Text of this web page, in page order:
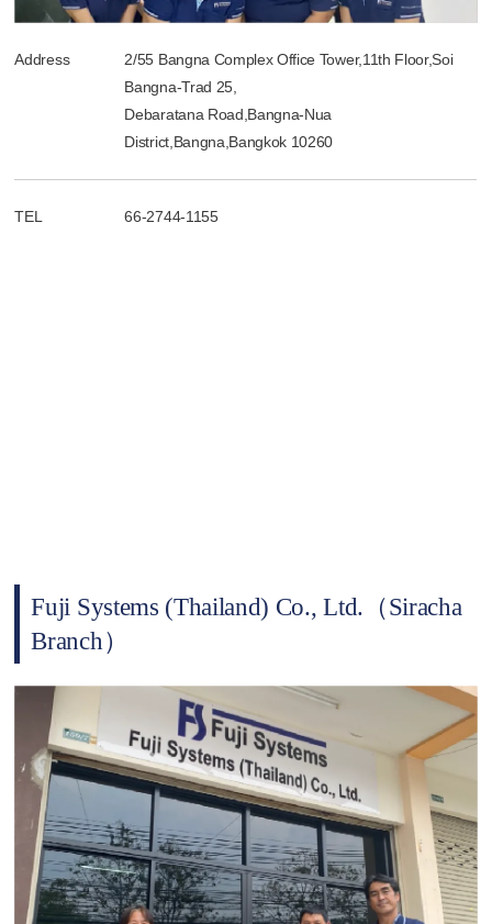
Address
2/55 Bangna Complex Office Tower,11th Floor,Soi
Bangna-Trad 25,
Debaratana Road,Bangna-Nua
District,Bangna,Bangkok 10260
TEL 66-2744-1155
Fuji Systems (Thailand) Co., Ltd.（Siracha
Branch）